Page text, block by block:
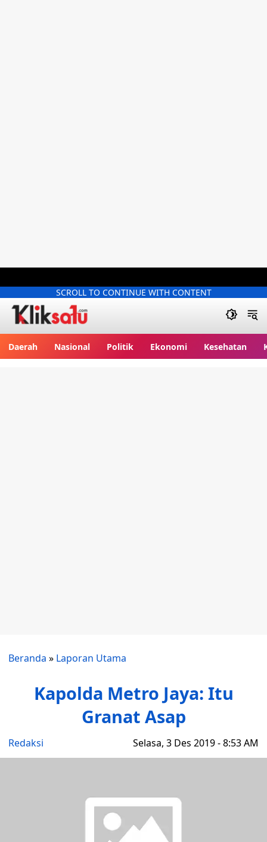
SCROLL TO CONTINUE WITH CONTENT
Daerah Nasional Politik Ekonomi Kesehatan
Beranda » Laporan Utama
Kapolda Metro Jaya: Itu
Granat Asap
Redaksi Selasa, 3 Des 2019 - 8:53 AM